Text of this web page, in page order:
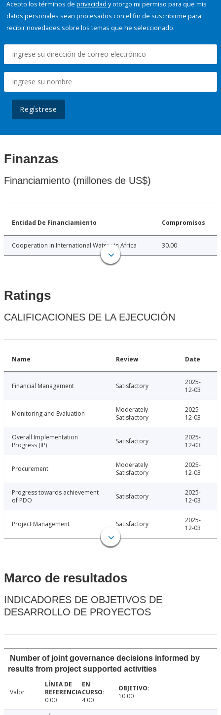
Acepto los términos de privacidad y otorgo mi permiso para que mis
datos personales sean procesados con el fin de suscribirme para
recibir novedades sobre los temas que he seleccionado.
Regístrese
Finanzas
Financiamiento (millones de US$)
Entidad De Financiamiento Compromisos
Cooperation in International Waters in Africa 30.00
Ratings
CALIFICACIONES DE LA EJECUCIÓN
Name Review Date
Financial Management Satisfactory
2025-
12-03
Monitoring and Evaluation
Moderately
Satisfactory
2025-
12-03
Overall Implementation
Progress (IP)
Satisfactory
2025-
12-03
Procurement
Moderately
Satisfactory
2025-
12-03
Progress towards achievement
of PDO
Satisfactory
2025-
12-03
Project Management Satisfactory
2025-
12-03
Marco de resultados
INDICADORES DE OBJETIVOS DE
DESARROLLO DE PROYECTOS
Number of joint governance decisions informed by
results from project supported activities
Valor
0.00
4.00 10.00